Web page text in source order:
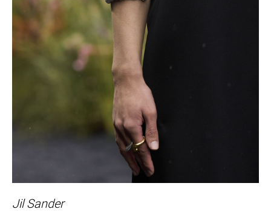
Jil Sander